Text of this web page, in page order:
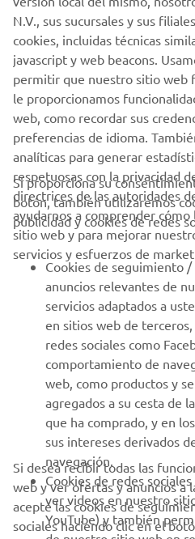
Al continuar, confirmas que
privacidad.
SOLICITA UNA
CORPORATIVO
PROFESIONALES
MÁS YAMAHA
AYUDA
BOLETÍN DE NOTICIAS
Sé el primero en enterarte de las
especiales, novedades
N.V., sus sucursales y sus
cookies, incluidas técnicas
javascript y web beacons.
permitir que nuestro sitio web
le proporcionamos
web, como recordar sus
preferencias de idioma.
analíticas para generar
respetuosas con la privacidad
directrices de las autoridades
ayudarnos a comprender
sitio web y para mejorar
servicios y esfuerzos de
Si proporciona su
botón, también utilizaremos
publicidad y cookies de redes
Cookies de seguimiento
anuncios relevantes de
servicios adaptados a
en sitios web de
redes sociales como
comportamiento de
web, como productos y
agregados a su cesta de
que ha comprado, y en
sus intereses derivados
navegación.
Cookies de redes
ver videos en nuestro
YouTube) y también
Si desea recibir todas las
web y ver ofertas y anuncios a
acepte las cookies de
sociales haciendo clic en el